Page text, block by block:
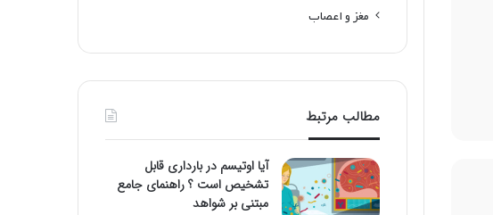
مغز و اعصاب
مطالب مرتبط
آیا اوتیسم در بارداری قابل
تشخیص است ؟ راهنمای جامع
مبتنی بر شواهد